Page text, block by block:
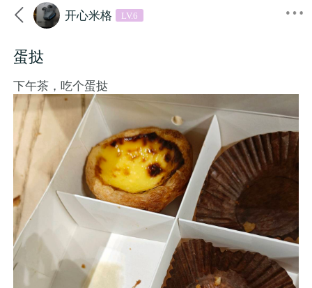
 开心米格 LV.6
蛋挞
下午茶，吃个蛋挞